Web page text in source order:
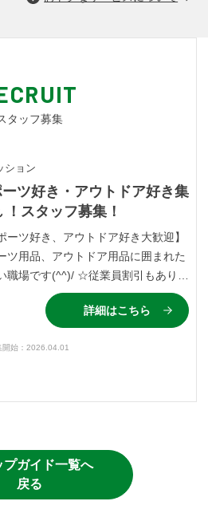
タッフ募集
ション
ツ好き・アウトドア好き集
！スタッフ募集！
ーツ好き、アウトドア好き大歓迎】
ツ用品、アウトドア用品に囲まれた
職場です(^^)/ ☆従業員割引もあり
さん大歓迎】 初めてのアルバイトで
♪丁寧に先輩スタッフが教えてくれ
詳細はこちら
開始：2026.04.01
プガイド一覧へ
戻る